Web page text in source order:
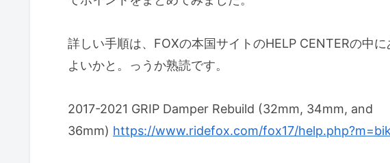
詳しい手順は、FOXの本国サイトのHELP CENTERの中
よいかと。っうか熟読です。
2017-2021 GRIP Damper Rebuild (32mm, 34mm, and
36mm) https://www.ridefox.com/fox17/